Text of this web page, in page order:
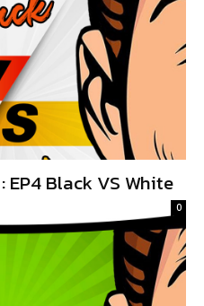
EP4 Black VS White
0